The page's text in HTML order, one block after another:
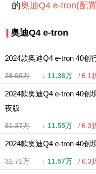
的奥迪Q4 e-tron(配置
奥迪Q4 e-tron
2024款奥迪Q4 e-tron 40创
28.99万 ↓ 11.36万 6.1
2024款奥迪Q4 e-tron 40创
夜版
31.37万 ↓ 11.55万 6.3
2024款奥迪Q4 e-tron 40创
31.71万 ↓ 11.57万 6.3